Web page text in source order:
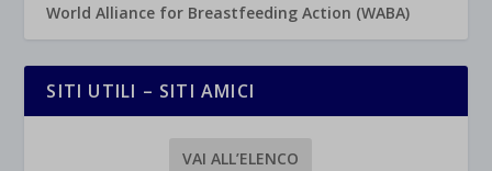
World Alliance for Breastfeeding Action (WABA)
SITI UTILI – SITI AMICI
VAI ALL’ELENCO